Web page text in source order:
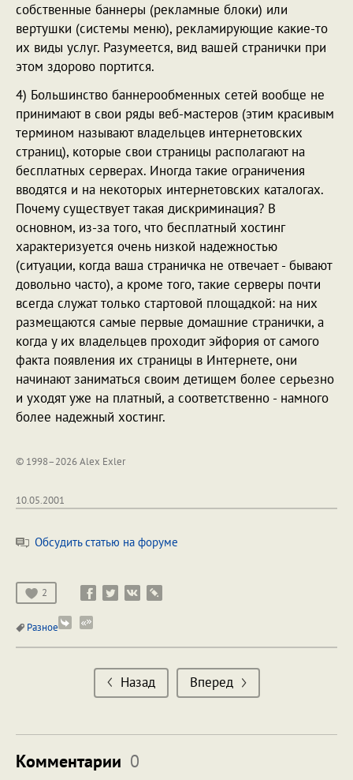
собственные баннеры (рекламные блоки) или
вертушки (системы меню), рекламирующие какие-то
их виды услуг. Разумеется, вид вашей странички при
этом здорово портится.
4) Большинство баннерообменных сетей вообще не
принимают в свои ряды веб-мастеров (этим красивым
термином называют владельцев интернетовских
страниц), которые свои страницы располагают на
бесплатных серверах. Иногда такие ограничения
вводятся и на некоторых интернетовских каталогах.
Почему существует такая дискриминация? В
основном, из-за того, что бесплатный хостинг
характеризуется очень низкой надежностью
(ситуации, когда ваша страничка не отвечает - бывают
довольно часто), а кроме того, такие серверы почти
всегда служат только стартовой площадкой: на них
размещаются самые первые домашние странички, а
когда у их владельцев проходит эйфория от самого
факта появления их страницы в Интернете, они
начинают заниматься своим детищем более серьезно
и уходят уже на платный, а соответственно - намного
более надежный хостинг.
© 1998–2026 Alex Exler
10.05.2001
Обсудить статью на форуме
2
Разное
Назад Вперед
Комментарии 0